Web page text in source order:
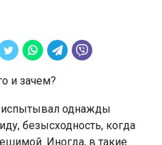
и зачем?
однажды
безысходность, когда
Иногда, в такие